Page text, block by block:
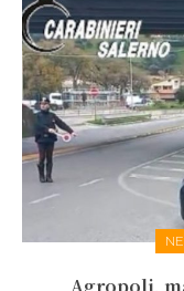
Agropoli,